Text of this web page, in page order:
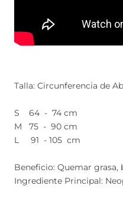
Talla: Circunferencia de
S 64 - 74 cm
M 75 - 90 cm
L 91 - 105 cm
Beneficio: Quemar grasa,
Ingrediente Principal: